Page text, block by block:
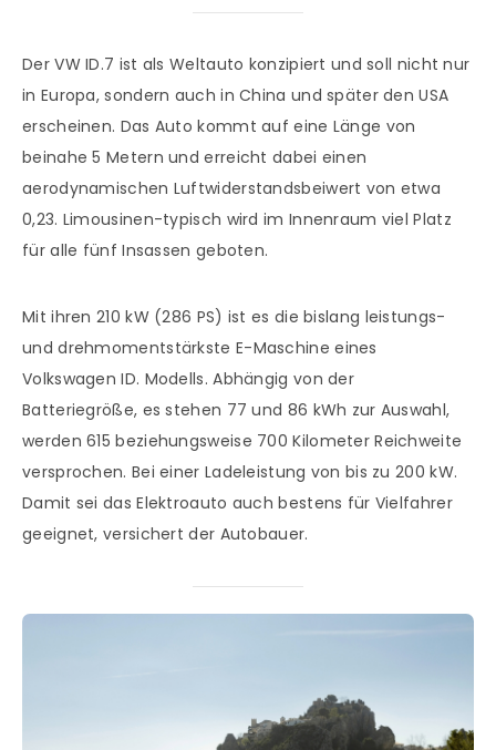
Der VW ID.7 ist als Weltauto konzipiert und soll nicht nur
in Europa, sondern auch in China und später den USA
erscheinen. Das Auto kommt auf eine Länge von
beinahe 5 Metern und erreicht dabei einen
aerodynamischen Luftwiderstandsbeiwert von etwa
0,23. Limousinen-typisch wird im Innenraum viel Platz
für alle fünf Insassen geboten.
Mit ihren 210 kW (286 PS) ist es die bislang leistungs-
und drehmomentstärkste E-Maschine eines
Volkswagen ID. Modells. Abhängig von der
Batteriegröße, es stehen 77 und 86 kWh zur Auswahl,
werden 615 beziehungsweise 700 Kilometer Reichweite
versprochen. Bei einer Ladeleistung von bis zu 200 kW.
Damit sei das Elektroauto auch bestens für Vielfahrer
geeignet, versichert der Autobauer.